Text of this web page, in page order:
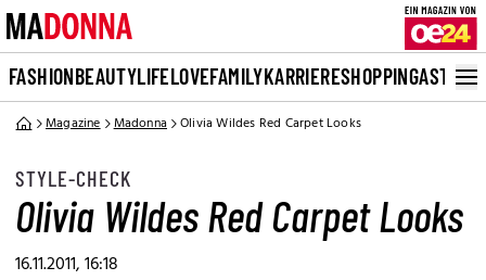
FASHIONBEAUTYLIFELOVEFAMILYKARRIERESHOPPINGASTRO
Magazine Madonna Olivia Wildes Red Carpet Looks
STYLE-CHECK
Olivia Wildes Red Carpet Looks
16.11.2011, 16:18